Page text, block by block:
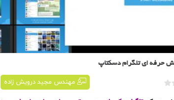
حرفه ای تلگرام دسکتاپ
مهندس مجید درویش زاده